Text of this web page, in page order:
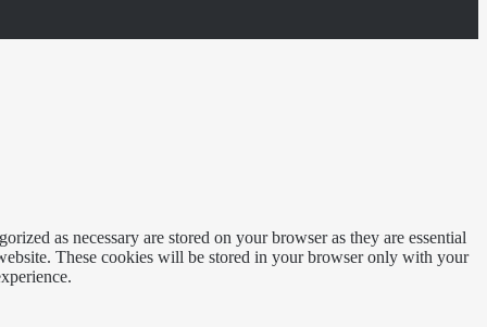
as necessary are stored on your browser as they are essential
These cookies will be stored in your browser only with your